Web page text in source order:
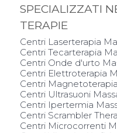
SPECIALIZZATI
TERAPIE
Centri Laserterapia
Centri Tecarterapia
Centri Onde d'urto
Centri Elettroterapia
Centri
Centri Ultrasuoni
Centri Ipertermia
Centri Scrambler
Centri Microcorrenti